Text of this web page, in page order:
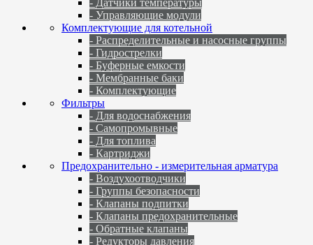
- Датчики температуры
- Управляющие модули
Комплектующие для котельной
- Распределительные и насосные группы
- Гидрострелки
- Буферные емкости
- Мембранные баки
- Комплектующие
Фильтры
- Для водоснабжения
- Самопромывные
- Для топлива
- Картриджи
Предохранительно - измерительная арматура
- Воздухоотводчики
- Группы безопасности
- Клапаны подпитки
- Клапаны предохранительные
- Обратные клапаны
- Редукторы давления